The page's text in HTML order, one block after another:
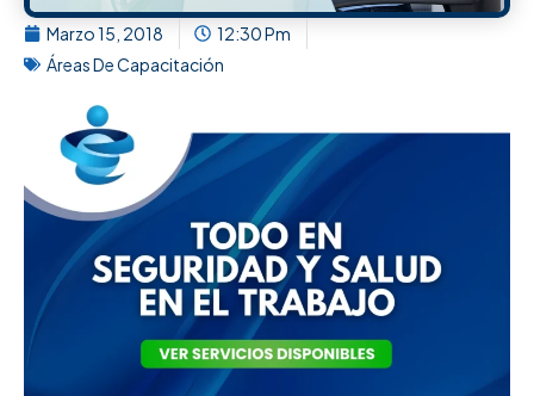
Marzo 15, 2018
12:30 Pm
Áreas De Capacitación